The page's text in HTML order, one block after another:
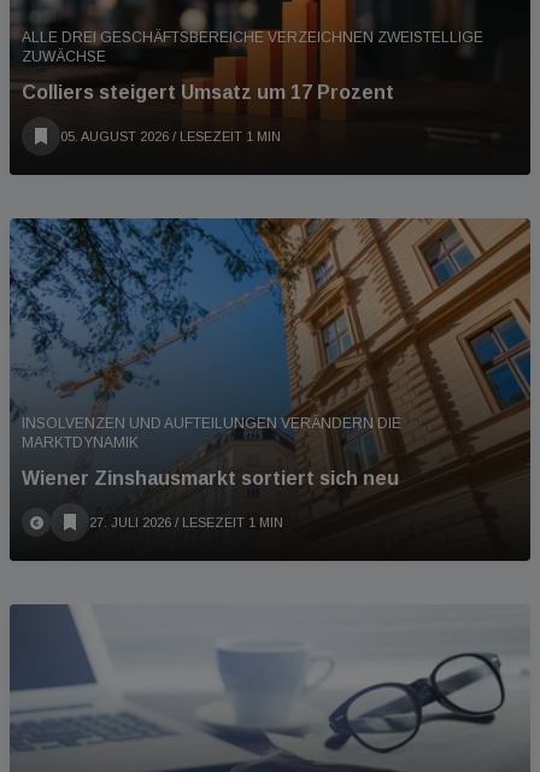
ALLE DREI GESCHÄFTSBEREICHE VERZEICHNEN ZWEISTELLIGE
ZUWÄCHSE
Colliers steigert Umsatz um 17 Prozent
05. AUGUST 2026 / LESEZEIT 1 MIN
INSOLVENZEN UND AUFTEILUNGEN VERÄNDERN DIE
MARKTDYNAMIK
Wiener Zinshausmarkt sortiert sich neu
27. JULI 2026 / LESEZEIT 1 MIN